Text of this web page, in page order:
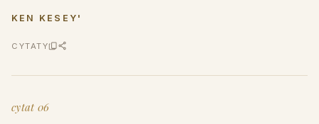
KEN KESEY'
CYTATY
cytat 06